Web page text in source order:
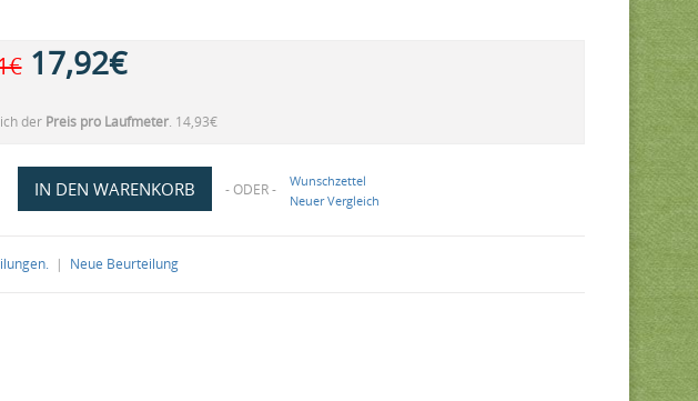
17,92€
der Preis pro Laufmeter. 14,93€
- ODER -
Wunschzettel
Neuer Vergleich
| Neue Beurteilung